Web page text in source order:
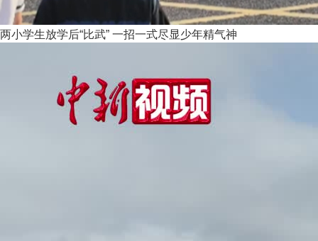
两小学生放学后“比武” 一招一式尽显少年精气神